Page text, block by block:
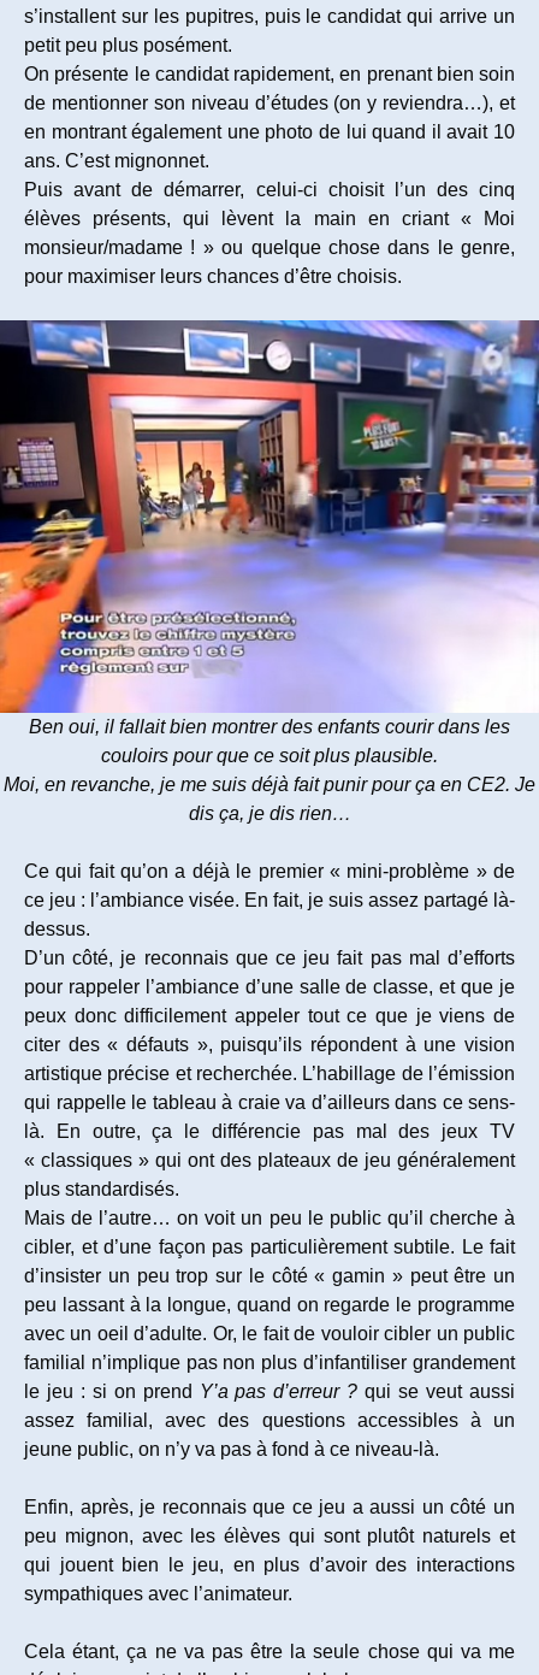
s’installent sur les pupitres, puis le candidat qui arrive un
petit peu plus posément.
On présente le candidat rapidement, en prenant bien soin
de mentionner son niveau d’études (on y reviendra…), et
en montrant également une photo de lui quand il avait 10
ans. C’est mignonnet.
Puis avant de démarrer, celui-ci choisit l’un des cinq
élèves présents, qui lèvent la main en criant « Moi
monsieur/madame ! » ou quelque chose dans le genre,
pour maximiser leurs chances d’être choisis.
Ben oui, il fallait bien montrer des enfants courir dans les
couloirs pour que ce soit plus plausible.
Moi, en revanche, je me suis déjà fait punir pour ça en CE2. Je
dis ça, je dis rien…
Ce qui fait qu’on a déjà le premier « mini-problème » de
ce jeu : l’ambiance visée. En fait, je suis assez partagé là-
dessus.
D’un côté, je reconnais que ce jeu fait pas mal d’efforts
pour rappeler l’ambiance d’une salle de classe, et que je
peux donc difficilement appeler tout ce que je viens de
citer des « défauts », puisqu’ils répondent à une vision
artistique précise et recherchée. L’habillage de l’émission
qui rappelle le tableau à craie va d’ailleurs dans ce sens-
là. En outre, ça le différencie pas mal des jeux TV
« classiques » qui ont des plateaux de jeu généralement
plus standardisés.
Mais de l’autre… on voit un peu le public qu’il cherche à
cibler, et d’une façon pas particulièrement subtile. Le fait
d’insister un peu trop sur le côté « gamin » peut être un
peu lassant à la longue, quand on regarde le programme
avec un oeil d’adulte. Or, le fait de vouloir cibler un public
familial n’implique pas non plus d’infantiliser grandement
le jeu : si on prend Y’a pas d’erreur ? qui se veut aussi
assez familial, avec des questions accessibles à un
jeune public, on n’y va pas à fond à ce niveau-là.
Enfin, après, je reconnais que ce jeu a aussi un côté un
peu mignon, avec les élèves qui sont plutôt naturels et
qui jouent bien le jeu, en plus d’avoir des interactions
sympathiques avec l’animateur.
Cela étant, ça ne va pas être la seule chose qui va me